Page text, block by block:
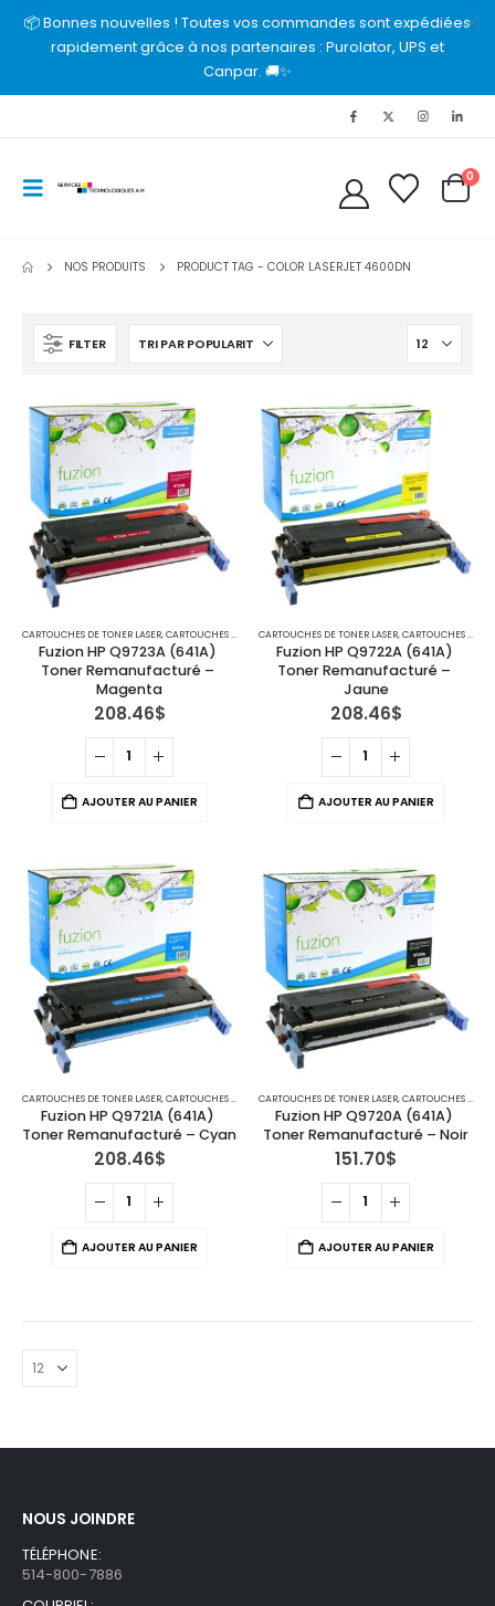
📦 Bonnes nouvelles ! Toutes vos commandes sont expédiées
rapidement grâce à nos partenaires : Purolator, UPS et
Canpar. 🚚✨
0
NOS PRODUITS PRODUCT TAG -COLOR LASERJET 4600DN
FILTER
CARTOUCHES DE TONER LASER,CARTOUCHES POUR IMPRIMANTES HP
Fuzion HP Q9723A (641A)
Toner Remanufacturé –
Magenta
208.46$
AJOUTER AU PANIER
CARTOUCHES DE TONER LASER,CARTOUCHES POUR IMPRIMANTES HP
Fuzion HP Q9722A (641A)
Toner Remanufacturé –
Jaune
208.46$
AJOUTER AU PANIER
CARTOUCHES DE TONER LASER,CARTOUCHES POUR IMPRIMANTES HP
Fuzion HP Q9721A (641A)
Toner Remanufacturé – Cyan
208.46$
AJOUTER AU PANIER
CARTOUCHES DE TONER LASER,CARTOUCHES POUR IMPRIMANTES HP
Fuzion HP Q9720A (641A)
Toner Remanufacturé – Noir
151.70$
AJOUTER AU PANIER
NOUS JOINDRE
TÉLÉPHONE:
514-800-7886